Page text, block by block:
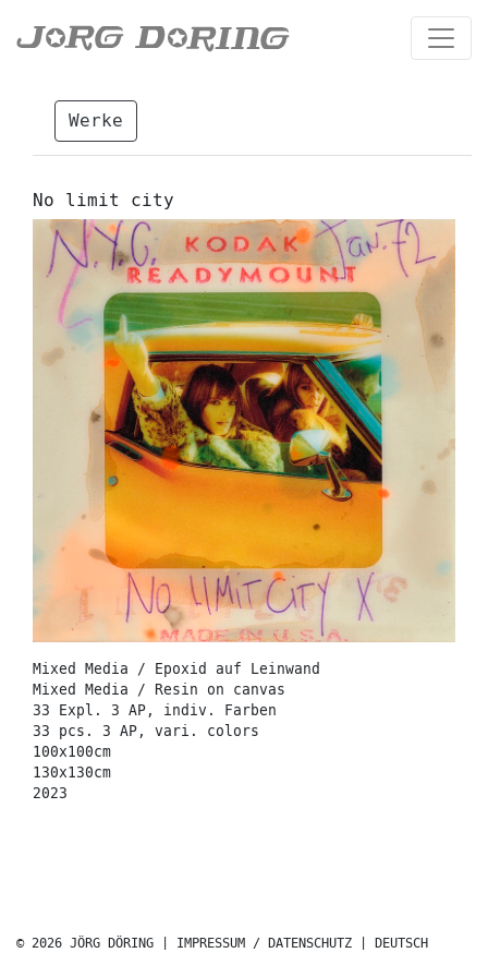
Werke
No limit city
Mixed Media / Epoxid auf Leinwand
Mixed Media / Resin on canvas
33 Expl. 3 AP, indiv. Farben
33 pcs. 3 AP, vari. colors
100x100cm
130x130cm
2023
© 2026 JÖRG DÖRING | IMPRESSUM / DATENSCHUTZ DEUTSCH